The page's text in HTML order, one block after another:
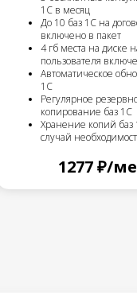
1С в месяц
До 10 баз 1С на
включено в пакет
4 гб места на диске
пользователя
Автоматическое
1С
Регулярное
копирование баз 1С
Хранение копий баз
случай
1277 ₽/